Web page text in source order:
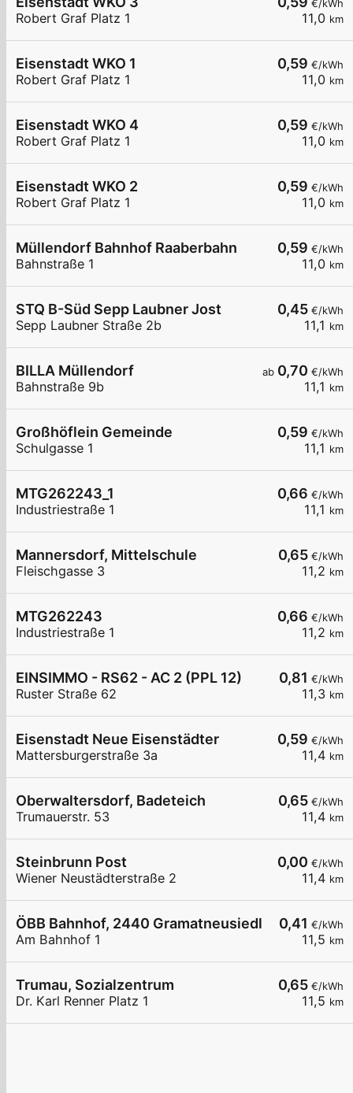
€/kWh
11,0 km
Robert Graf Platz 1
0,59 €/kWh
11,0 km
Eisenstadt WKO 1
Robert Graf Platz 1
0,59 €/kWh
11,0 km
Eisenstadt WKO 4
Robert Graf Platz 1
0,59 €/kWh
11,0 km
Eisenstadt WKO 2
Robert Graf Platz 1
0,59 €/kWh
11,0 km
Müllendorf Bahnhof Raaberbahn
Bahnstraße 1
0,45 €/kWh
11,1 km
STQ B-Süd Sepp Laubner Jost
Sepp Laubner Straße 2b
ab 0,70 €/kWh
11,1 km
BILLA Müllendorf
Bahnstraße 9b
0,59 €/kWh
11,1 km
Großhöflein Gemeinde
Schulgasse 1
0,66 €/kWh
11,1 km
MTG262243_1
Industriestraße 1
0,65 €/kWh
11,2 km
Mannersdorf, Mittelschule
Fleischgasse 3
0,66 €/kWh
11,2 km
MTG262243
Industriestraße 1
0,81 €/kWh
11,3 km
EINSIMMO - RS62 - AC 2 (PPL 12)
Ruster Straße 62
0,59 €/kWh
11,4 km
Eisenstadt Neue Eisenstädter
Mattersburgerstraße 3a
0,65 €/kWh
11,4 km
Oberwaltersdorf, Badeteich
Trumauerstr. 53
0,00 €/kWh
11,4 km
Steinbrunn Post
Wiener Neustädterstraße 2
0,41 €/kWh
11,5 km
ÖBB Bahnhof, 2440 Gramatneusiedl
Am Bahnhof 1
0,65 €/kWh
11,5 km
Trumau, Sozialzentrum
Dr. Karl Renner Platz 1